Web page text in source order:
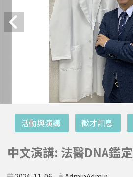
活動與演講 徵才訊息
中文演講: 法醫DNA鑑